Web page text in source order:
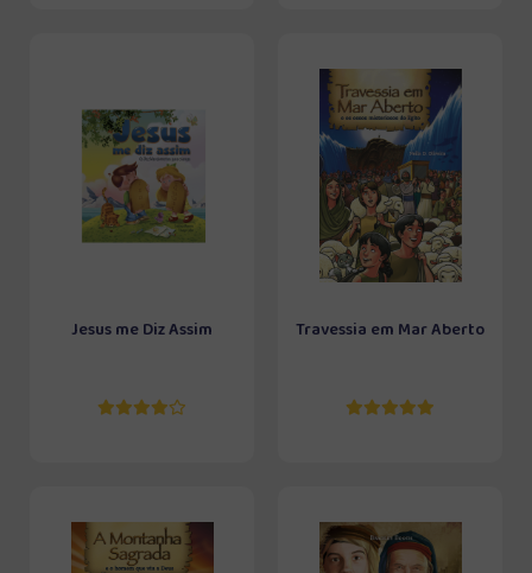
Jesus me Diz Assim Travessia em Mar Aberto